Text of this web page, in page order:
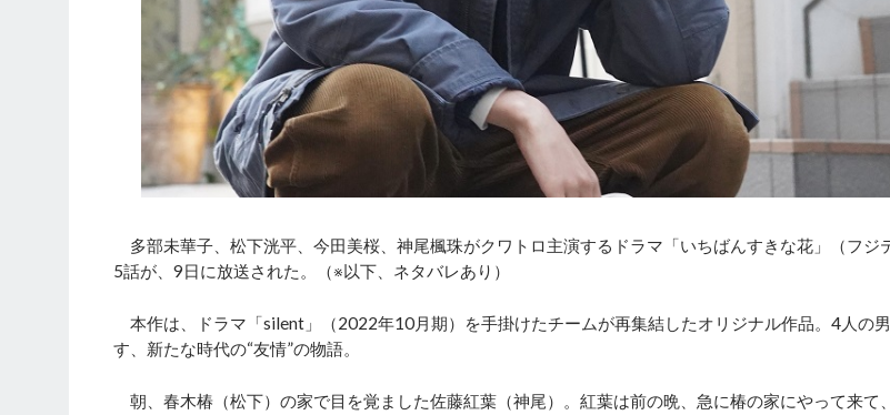
多部未華子、松下洸平、今田美桜、神尾楓珠がクワトロ主演するドラマ「いちばんすきな花」（フジ
5話が、9日に放送された。（※以下、ネタバレあり）
本作は、ドラマ「silent」（2022年10月期）を手掛けたチームが再集結したオリジナル作品。4人の
す、新たな時代の“友情”の物語。
朝、春木椿（松下）の家で目を覚ました佐藤紅葉（神尾）。紅葉は前の晩、急に椿の家にやって来て